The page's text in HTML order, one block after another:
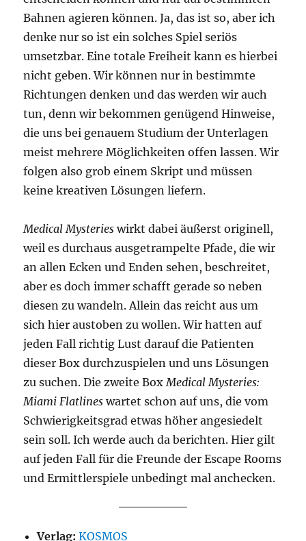
Bahnen agieren können. Ja, das ist so, aber ich
denke nur so ist ein solches Spiel seriös
umsetzbar. Eine totale Freiheit kann es hierbei
nicht geben. Wir können nur in bestimmte
Richtungen denken und das werden wir auch
tun, denn wir bekommen genügend Hinweise,
die uns bei genauem Studium der Unterlagen
meist mehrere Möglichkeiten offen lassen. Wir
folgen also grob einem Skript und müssen
keine kreativen Lösungen liefern.
Medical Mysteries wirkt dabei äußerst originell,
weil es durchaus ausgetrampelte Pfade, die wir
an allen Ecken und Enden sehen, beschreitet,
aber es doch immer schafft gerade so neben
diesen zu wandeln. Allein das reicht aus um
sich hier austoben zu wollen. Wir hatten auf
jeden Fall richtig Lust darauf die Patienten
dieser Box durchzuspielen und uns Lösungen
zu suchen. Die zweite BoxMedical Mysteries:
Miami Flatlines wartet schon auf uns, die vom
Schwierigkeitsgrad etwas höher angesiedelt
sein soll. Ich werde auch da berichten. Hier gilt
auf jeden Fall für die Freunde der Escape Rooms
und Ermittlerspiele unbedingt mal anchecken.
Verlag:KOSMOS